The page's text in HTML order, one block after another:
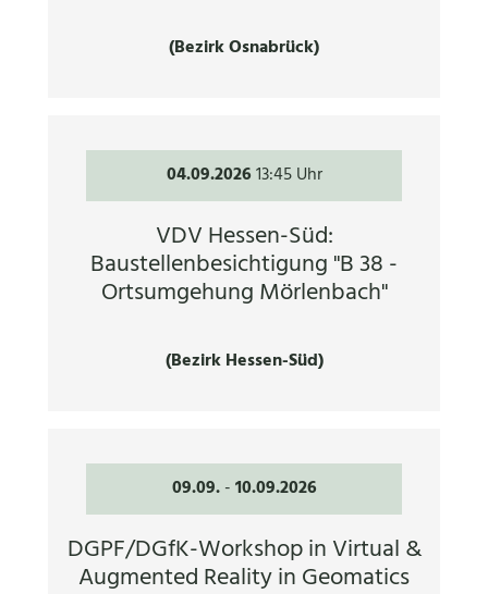
(Bezirk Osnabrück)
04.09.202613:45 Uhr
VDV Hessen-Süd:
Baustellenbesichtigung "B 38 -
Ortsumgehung Mörlenbach"
(Bezirk Hessen-Süd)
09.09. -10.09.2026
DGPF/DGfK-Workshop in Virtual &
Augmented Reality in Geomatics